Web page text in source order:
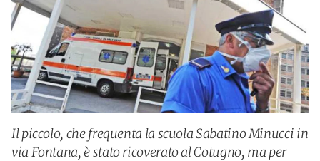
Il piccolo, che frequenta la scuola Sabatino Minucci in
via Fontana, è stato ricoverato al Cotugno, ma per